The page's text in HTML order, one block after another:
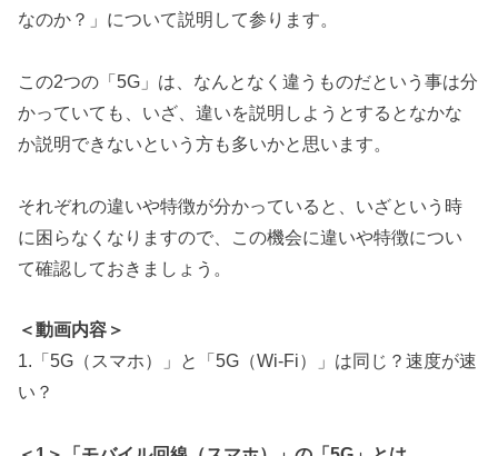
なのか？」について説明して参ります。
この2つの「5G」は、なんとなく違うものだという事は分
かっていても、いざ、違いを説明しようとするとなかな
か説明できないという方も多いかと思います。
それぞれの違いや特徴が分かっていると、いざという時
に困らなくなりますので、この機会に違いや特徴につい
て確認しておきましょう。
＜動画内容＞
1.「5G（スマホ）」と「5G（Wi-Fi）」は同じ？速度が速
い？